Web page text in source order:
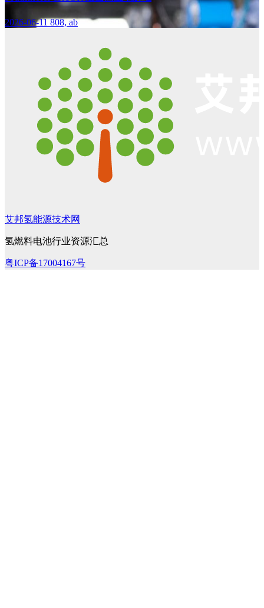
2026-06-11808, ab
艾邦氢能源技术网
氢燃料电池行业资源汇总
粤ICP备17004167号